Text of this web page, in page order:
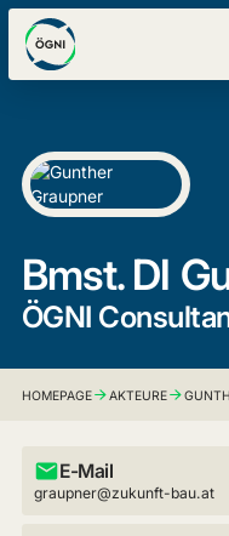
Bmst. DI
ÖGNI
HOMEPAGE AKTEURE
E-Mail
graupner@zukunft-bau.at